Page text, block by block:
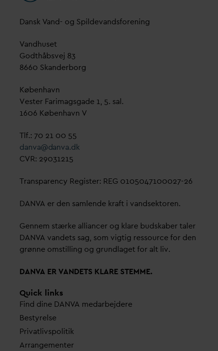
Dansk Vand- og Spildevandsforening
Vandhuset
Godthåbsvej 83
8660 Skanderborg
København
Vester Farimagsgade 1, 5. sal.
1606 København V
Tlf.: 70 21 00 55
danva@danva.dk
CVR: 29031215
Transparency Register: REG 0105047100027-26
DANVA er den samlende kraft i vandsektoren.
Gennem stærke alliancer og klare budskaber taler
DANVA vandets sag, som vigtig ressource for den
grønne omstilling og grundlaget for alt liv.
DANVA ERVANDETS KLARE STEMME.
Quick links
Find dine DANVA medarbejdere
Bestyrelse
Privatlivspolitik
Arrangementer